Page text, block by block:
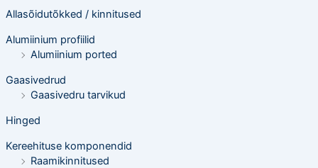
o
t
s
i
n
g
Allasõidutõkked / kinnitused
Alumiinium profiilid
Alumiinium ported
Gaasivedrud
Gaasivedru tarvikud
Hinged
Kereehituse komponendid
Raamikinnitused